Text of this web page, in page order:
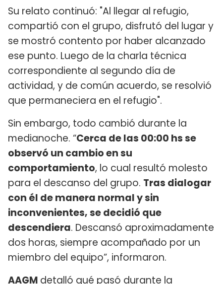
Su relato continuó: "Al llegar al refugio,
compartió con el grupo, disfrutó del lugar y
se mostró contento por haber alcanzado
ese punto. Luego de la charla técnica
correspondiente al segundo día de
actividad, y de común acuerdo, se resolvió
que permaneciera en el refugio".
Sin embargo, todo cambió durante la
medianoche. “Cerca de las 00:00 hs se
observó un cambio en su
comportamiento, lo cual resultó molesto
para el descanso del grupo. Tras dialogar
con él de manera normal y sin
inconvenientes, se decidió que
descendiera. Descansó aproximadamente
dos horas, siempre acompañado por un
miembro del equipo”, informaron.
AAGM detalló qué pasó durante la